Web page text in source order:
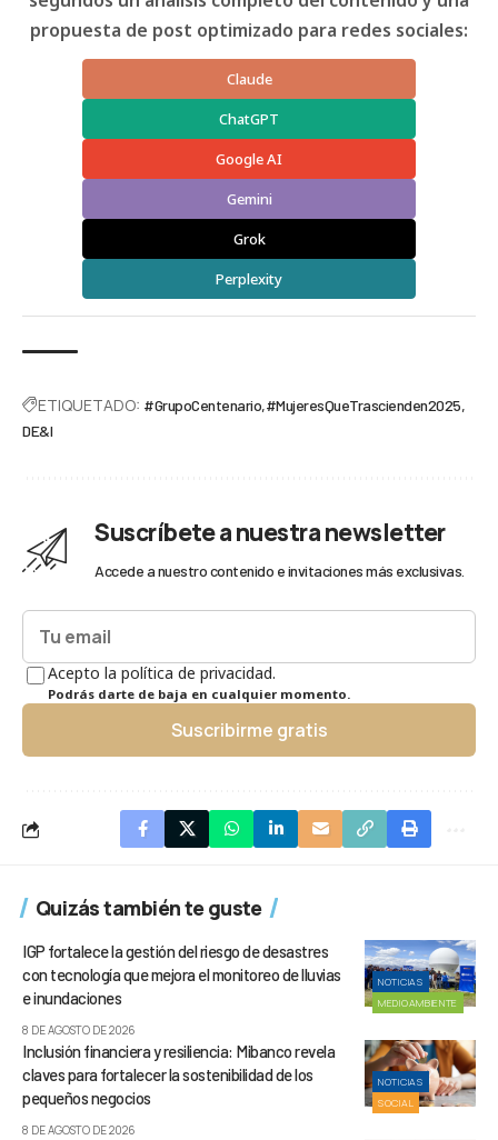
propuesta de post optimizado para redes sociales:
Claude
ChatGPT
Google AI
Gemini
Grok
Perplexity
ETIQUETADO: #GrupoCentenario #MujeresQueTrascienden2025
DE&I
Suscríbete a nuestra newsletter
Accede a nuestro contenido e invitaciones más exclusivas.
Acepto la política de privacidad.
Podrás darte de baja en cualquier momento.
Suscribirme gratis
Quizás también te guste
NOTICIAS
MEDIOAMBIENTE
IGP fortalece la gestión del riesgo de desastres
con tecnología que mejora el monitoreo de lluvias
e inundaciones
8 DE AGOSTO DE 2026
NOTICIAS
SOCIAL
Inclusión financiera y resiliencia: Mibanco revela
claves para fortalecer la sostenibilidad de los
pequeños negocios
8 DE AGOSTO DE 2026